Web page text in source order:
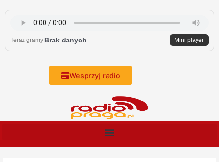
content
Teraz gramy:Brak danych Mini player
Wesprzyj radio